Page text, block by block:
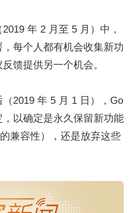
年 2 月至 5 月）中，
每个人都有机会收集新功
馈提供另一个机会。
2019 年 5 月 1 日），Go
以确定是永久保留新功能
兼容性），还是放弃这些